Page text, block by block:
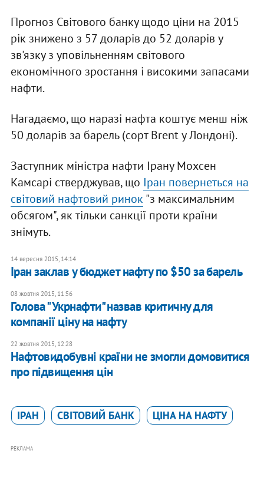
Прогноз Світового банку щодо ціни на 2015
рік знижено з 57 доларів до 52 доларів у
зв'язку з уповільненням світового
економічного зростання і високими запасами
нафти.
Нагадаємо, що наразі нафта коштує менш ніж
50 доларів за барель (сорт Brent у Лондоні).
Заступник міністра нафти Ірану Мохсен
Камсарі стверджував, що Іран повернеться на
світовий нафтовий ринок "з максимальним
обсягом", як тільки санкції проти країни
знімуть.
14 вересня 2015, 14:14
Іран заклав у бюджет нафту по $50 за барель
08 жовтня 2015, 11:56
Голова "Укрнафти" назвав критичну для
компанії ціну на нафту
22 жовтня 2015, 12:28
Нафтовидобувні країни не змогли домовитися
про підвищення цін
ІРАН СВІТОВИЙ БАНК ЦІНА НА НАФТУ
РЕКЛАМА